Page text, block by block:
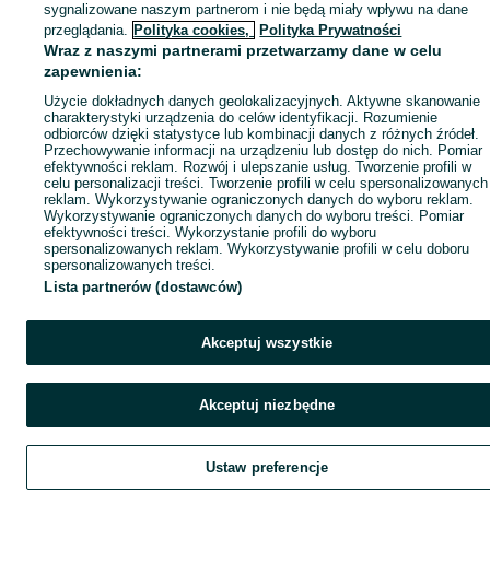
Szukaj Obserwujesz Dodaj Czat
sygnalizowane naszym partnerom i nie będą miały wpływu na dane
przeglądania. Polityka cookies, Polityka Prywatności
Wraz z naszymi partnerami przetwarzamy dane w celu
zapewnienia:
Użycie dokładnych danych geolokalizacyjnych. Aktywne skanowanie
charakterystyki urządzenia do celów identyfikacji. Rozumienie
odbiorców dzięki statystyce lub kombinacji danych z różnych źródeł.
Przechowywanie informacji na urządzeniu lub dostęp do nich. Pomiar
efektywności reklam. Rozwój i ulepszanie usług. Tworzenie profili w
celu personalizacji treści. Tworzenie profili w celu spersonalizowanych
reklam. Wykorzystywanie ograniczonych danych do wyboru reklam.
Wykorzystywanie ograniczonych danych do wyboru treści. Pomiar
efektywności treści. Wykorzystanie profili do wyboru
spersonalizowanych reklam. Wykorzystywanie profili w celu doboru
spersonalizowanych treści.
Lista partnerów (dostawców)
Akceptuj wszystkie
Akceptuj niezbędne
Ustaw preferencje